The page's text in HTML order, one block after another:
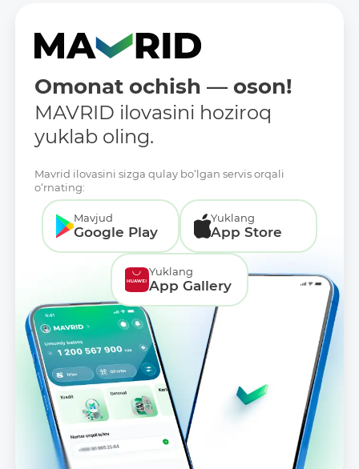
Omonat ochish — oson!
MAVRID ilovasini hoziroq
yuklab oling.
Mavrid ilovasini sizga qulay bo‘lgan servis orqali
o‘rnating:
Mavjud
Google Play
Yuklang
App Store
Yuklang
App Gallery